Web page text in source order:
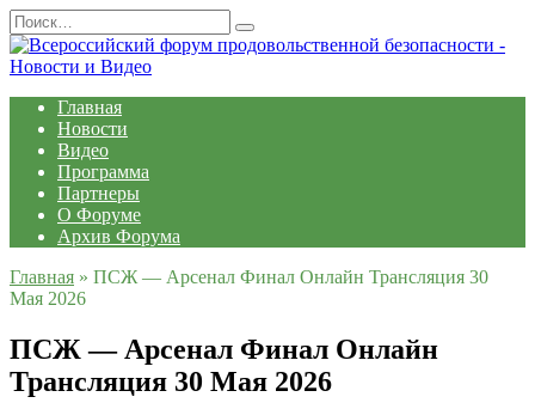
Перейти
к
содержанию
Search
for:
Главная
Новости
Видео
Программа
Партнеры
О Форуме
Архив Форума
Главная » ПСЖ — Арсенал Финал Онлайн Трансляция 30
Мая 2026
ПСЖ — Арсенал Финал Онлайн
Трансляция 30 Мая 2026